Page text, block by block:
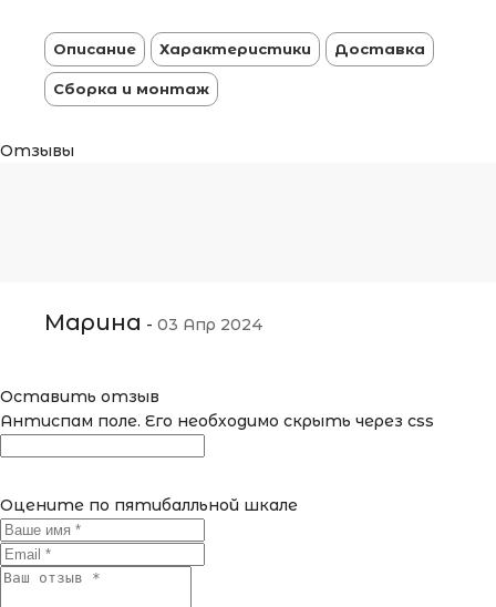
Описание Характеристики Доставка
Сборка и монтаж
Отзывы
Марина - 03 Апр 2024
Оставить отзыв
Антиспам поле. Его необходимо скрыть через css
Оцените по пятибалльной шкале